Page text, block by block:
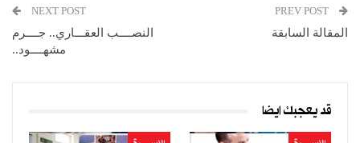
المقالة السابقة
NEXT POST
النصــــب العقـــاري.. جــــرم
مشهــــود..
قد يعجبك ايضا